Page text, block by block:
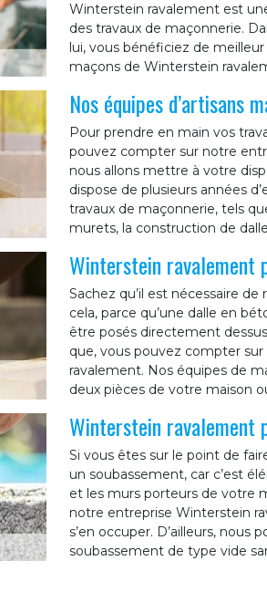
Winterstein ravalement est
des travaux de maçonnerie.
lui, vous bénéficiez de
maçons de Winterstein
Nos équipes d’artisans
Pour prendre en main vos
pouvez compter sur notre
nous allons mettre à votre
dispose de plusieurs années
travaux de maçonnerie, tels
murets, la construction de
Winterstein ravalement
Sachez qu’il est nécessaire
cela, parce qu’une dalle en
être posés directement
que, vous pouvez compter
ravalement. Nos équipes de
deux pièces de votre maison
Winterstein ravalement
Si vous êtes sur le point de
un soubassement, car c’est
et les murs porteurs de votre
notre entreprise Winterstein
s’en occuper. D’ailleurs,
soubassement de type vide